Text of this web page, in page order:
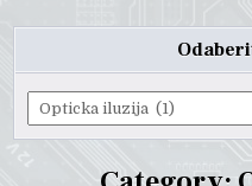
Odaberite
predmet: